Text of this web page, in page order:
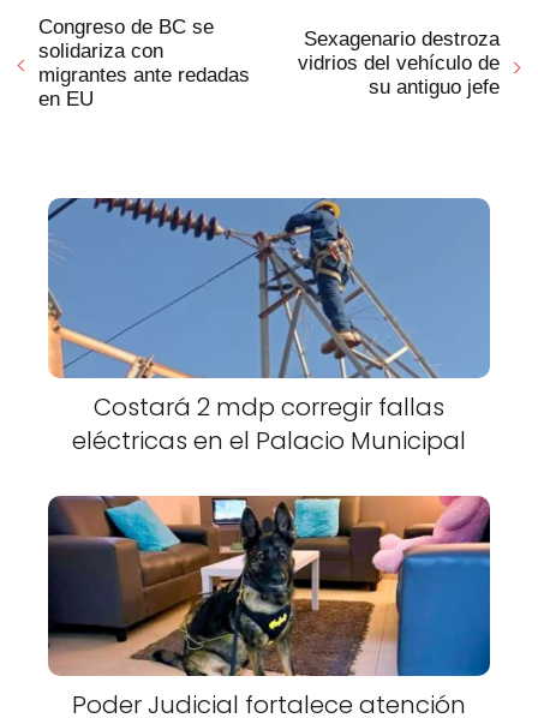
Congreso de BC se
solidariza con
migrantes ante redadas
en EU
Sexagenario destroza
vidrios del vehículo de
su antiguo jefe
Costará 2 mdp corregir fallas
eléctricas en el Palacio Municipal
Poder Judicial fortalece atención